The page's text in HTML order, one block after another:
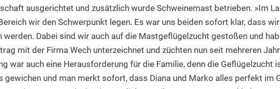
ausgerichtet und zusätzlich wurde Schweinemast betrieben. »Im
wir den Schwerpunkt legen. Es war uns beiden sofort klar, dass
werden. Dabei sind wir auch auf die Mastgeflügelzucht gestoßen und
mit der Firma Wech unterzeichnet und züchten nun seit mehreren
war auch eine Herausforderung für die Familie, denn die Geflügelzucht
gewichen und man merkt sofort, dass Diana und Marko alles perfekt im